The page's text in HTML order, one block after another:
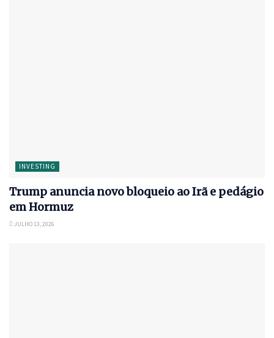
INVESTING
Trump anuncia novo bloqueio ao Irã e pedágio
em Hormuz
JULHO 13, 2026